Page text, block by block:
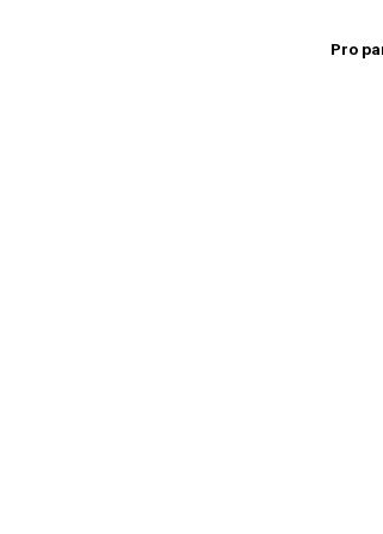
Pro